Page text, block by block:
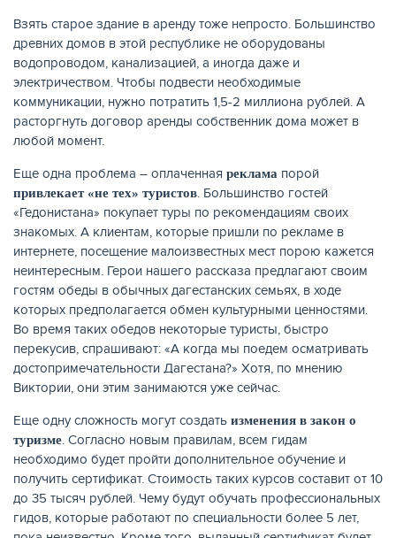
Взять старое здание в аренду тоже непросто. Большинство
древних домов в этой республике не оборудованы
водопроводом, канализацией, а иногда даже и
электричеством. Чтобы подвести необходимые
коммуникации, нужно потратить 1,5-2 миллиона рублей. А
расторгнуть договор аренды собственник дома может в
любой момент.
Еще одна проблема – оплаченная реклама порой
привлекает «не тех» туристов. Большинство гостей
«Гедонистана» покупает туры по рекомендациям своих
знакомых. А клиентам, которые пришли по рекламе в
интернете, посещение малоизвестных мест порою кажется
неинтересным. Герои нашего рассказа предлагают своим
гостям обеды в обычных дагестанских семьях, в ходе
которых предполагается обмен культурными ценностями.
Во время таких обедов некоторые туристы, быстро
перекусив, спрашивают: «А когда мы поедем осматривать
достопримечательности Дагестана?» Хотя, по мнению
Виктории, они этим занимаются уже сейчас.
Еще одну сложность могут создать изменения в закон о
туризме. Согласно новым правилам, всем гидам
необходимо будет пройти дополнительное обучение и
получить сертификат. Стоимость таких курсов составит от 10
до 35 тысяч рублей. Чему будут обучать профессиональных
гидов, которые работают по специальности более 5 лет,